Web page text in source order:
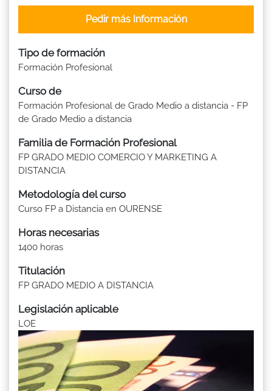
Tipo de formación
Formación Profesional
Curso de
Formación Profesional de Grado Medio a distancia - FP
de Grado Medio a distancia
Familia de Formación Profesional
FP GRADO MEDIO COMERCIO Y MARKETING A
DISTANCIA
Metodología del curso
Curso FP a Distancia en OURENSE
Horas necesarias
1400 horas
Titulación
FP GRADO MEDIO A DISTANCIA
Legislación aplicable
LOE
Pedir más Información